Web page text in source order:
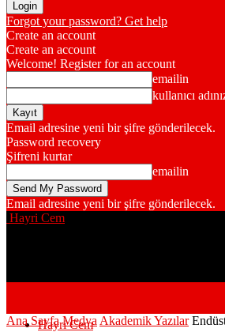
Forgot your password? Get help
Create an account
Create an account
Welcome! Register for an account
emailin
kullanıcı
Email adresine yeni bir şifre gönderilecek.
Password recovery
Şifreni kurtar
emailin
Email adresine yeni bir şifre gönderilecek.
Hayri Cem
Hayri Cem
Ana Sayfa Medya Akademik Yazılar